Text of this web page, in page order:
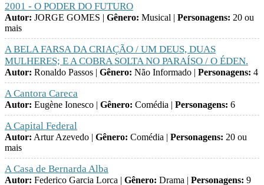
2001 - O PODER DO FUTURO
Autor: JORGE GOMES | Gênero: Musical | Personagens: 20 ou
mais
A BELA FARSA DA CRIAÇÃO / UM DEUS, DUAS
MULHERES; E A COBRA SOLTA NO PARAÍSO / O ÉDEN.
Autor: Ronaldo Passos | Gênero: Não Informado | Personagens: 4
A Cantora Careca
Autor: Eugène Ionesco | Gênero: Comédia | Personagens: 6
A Capital Federal
Autor: Artur Azevedo | Gênero: Comédia | Personagens: 20 ou
mais
A Casa de Bernarda Alba
Autor: Federico Garcia Lorca | Gênero: Drama | Personagens: 9